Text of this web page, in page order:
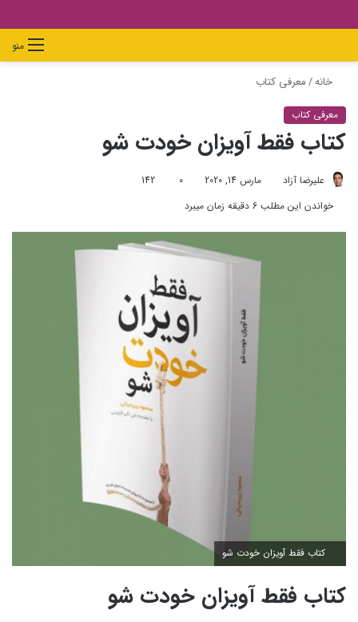
منوجستجو
برایپوسته
سبد
خانه/معرفی کتاب
معرفی کتاب
کتاب فقط آویزان خودت شو
علیرضا آزاد مارس 14, 2020 0
142
خواندن این مطلب 6 دقیقه زمان میبرد
کتاب فقط آویزان خودت شو
کتاب فقط آویزان خودت شو